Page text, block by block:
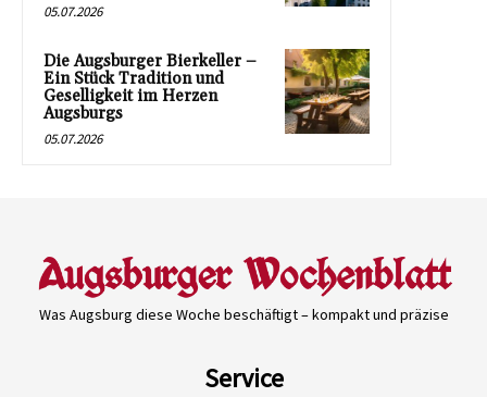
05.07.2026
Die Augsburger Bierkeller –
Ein Stück Tradition und
Geselligkeit im Herzen
Augsburgs
05.07.2026
Was Augsburg diese Woche beschäftigt – kompakt und präzise
Service